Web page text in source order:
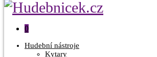
0
Hudební nástroje
Kytary